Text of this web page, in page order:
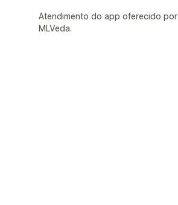
Atendimento do app oferecido por
MLVeda.